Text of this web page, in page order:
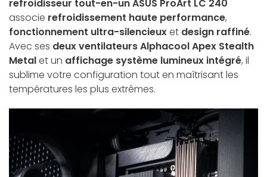
refroidisseur tout-en-un ASUS ProArt LC 240
associe refroidissement haute performance,
fonctionnement ultra-silencieuxet design raffiné.
Avec ses deux ventilateurs Alphacool Apex Stealth
Metalet un affichage système lumineux intégré, il
sublime votre configuration tout en maîtrisant les
températures les plus extrêmes.